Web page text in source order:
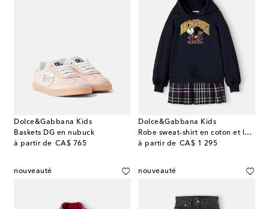
Dolce&Gabbana Kids
Baskets DG en nubuck
à partir de CA$ 765
original price
Dolce&Gabbana Kids
Robe sweat-shirt en coton et laine
à partir de CA$ 1 295
original price
nouveauté nouveauté